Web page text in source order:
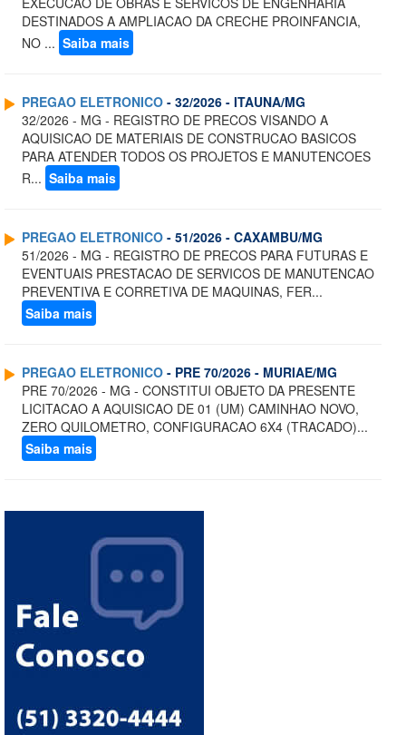
DESTINADOS A AMPLIACAO DA CRECHE PROINFANCIA,
NO ... Saiba mais
PREGAO ELETRONICO - 32/2026 - ITAUNA/MG
32/2026 - MG - REGISTRO DE PRECOS VISANDO A
AQUISICAO DE MATERIAIS DE CONSTRUCAO BASICOS
PARA ATENDER TODOS OS PROJETOS E MANUTENCOES
R... Saiba mais
PREGAO ELETRONICO - 51/2026 - CAXAMBU/MG
51/2026 - MG - REGISTRO DE PRECOS PARA FUTURAS E
EVENTUAIS PRESTACAO DE SERVICOS DE MANUTENCAO
PREVENTIVA E CORRETIVA DE MAQUINAS, FER...
Saiba mais
PREGAO ELETRONICO - PRE 70/2026 - MURIAE/MG
PRE 70/2026 - MG - CONSTITUI OBJETO DA PRESENTE
LICITACAO A AQUISICAO DE 01 (UM) CAMINHAO NOVO,
ZERO QUILOMETRO, CONFIGURACAO 6X4 (TRACADO)...
Saiba mais